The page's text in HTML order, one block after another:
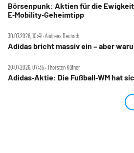
Börsenpunk: Aktien für die Ewigkeit
E‑Mobility‑Geheimtipp
30.07.2026, 10:41 ‧ Andreas Deutsch
Adidas bricht massiv ein – aber
20.07.2026, 07:35 ‧ Thorsten Küfner
Adidas‑Aktie: Die Fußball‑WM hat